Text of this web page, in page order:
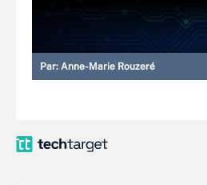
Par: Anne-Marie Rouzeré